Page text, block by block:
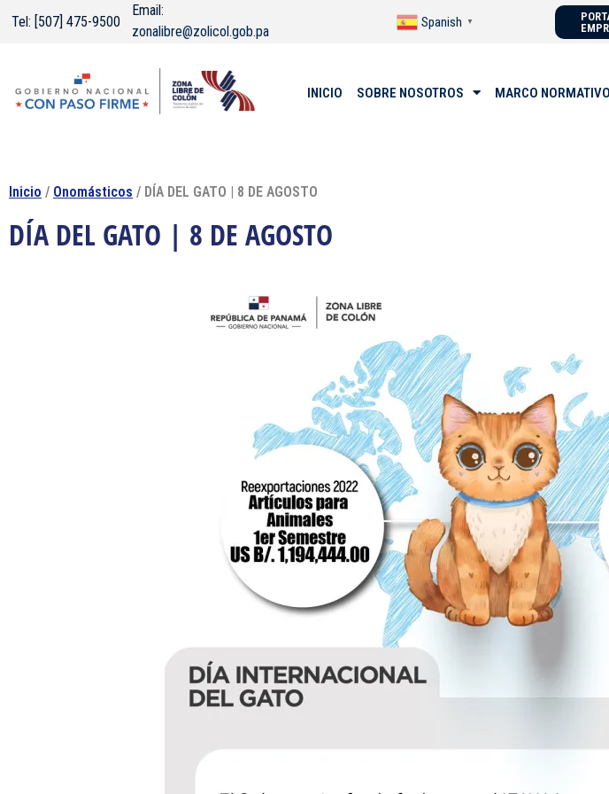
Tel: [507] 475-9500
Email:
zonalibre@zolicol.gob.pa
Spanish ▼
INICIO SOBRE NOSOTROS MARCO NORMATIVO
Inicio / Onomásticos / DÍA DEL GATO | 8 DE AGOSTO
DÍA DEL GATO | 8 DE AGOSTO